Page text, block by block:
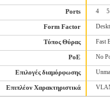
Ports 4 5
Form Factor
Τύπος Θύρας Fast
PoE No
Επιλογές διαμόρφωσης
Επιπλέον Χαρακτηριστικά